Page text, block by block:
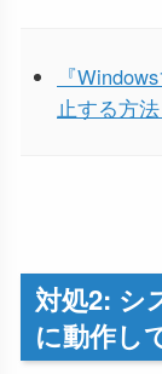
『
止する方
対処2: シ
に動作し